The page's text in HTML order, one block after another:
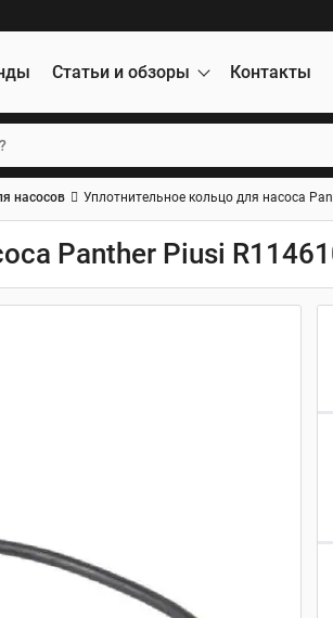
Статьи и обзоры Контакты
насосов Уплотнительное кольцо для насоса
Panther Рiusi